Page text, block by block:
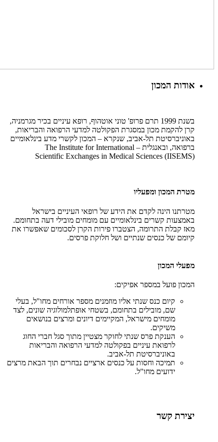
אודות המכון
בשנת 1999 תרם פרופ' טוני אוטהוף, רופא עיניים בכיר מגרמניה,
קרן להקמת מכון במסגרת הפקולטה למדעי הרפואה והבריאות,
באוניברסיטת תל-אביב, שנקרא – המכון לקשרי מדע בינלאומיים
ברפואה, ובאנגלית – The Institute for International
Scientific Exchanges in Medical Sciences (IISEMS)
מטרת המכון ומפעליו
מטרתנו הינה לקדם את הידע של רופאי העיניים בישראל
באמצעות קשרים בינלאומיים עם מומחים מובילי דעה בתחומם.
מאז קבלת התרומה, הצטברו פירות הקרן לסכומים שאפשרו את
קיומם של כנסים שנתיים ושל חלוקת פרסים.
מפעלי המכון
המכון פועל במספר אפיקים:
קיום כנס שנתי אליו מוזמנים מספר אורחים מחו"ל, בעלי
שם, מובילים בתחומם, בשטחי אופתלמולוגיה שונים, לצד
מומחים מישראל, המקיימים דיונים ומרצים בנושאים
משיקים.
הענקת פרס שנתי לחוקר מצטיין מתוך סגל חברי החוג
לרפואת עיניים בפקולטה למדעי הרפואה והבריאות
באוניברסיטת תל-אביב.
תמיכה וחסות על כנסים ארציים נבחרים תוך הבאת מרצים
ידועים מחו"ל.
יצירת קשר